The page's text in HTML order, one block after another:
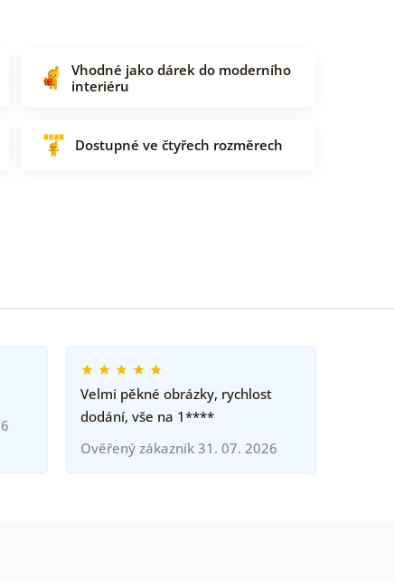
Vhodné jako dárek do moderního
interiéru
Dostupné ve čtyřech rozměrech
Velmi pěkné obrázky, rychlost
dodání, vše na 1****
Ověřený zákazník 31. 07. 2026